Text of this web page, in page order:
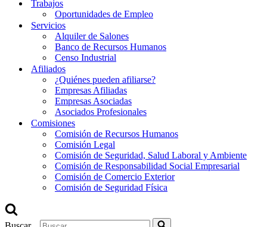
Trabajos
Oportunidades de Empleo
Servicios
Alquiler de Salones
Banco de Recursos Humanos
Censo Industrial
Afiliados
¿Quiénes pueden afiliarse?
Empresas Afiliadas
Empresas Asociadas
Asociados Profesionales
Comisiones
Comisión de Recursos Humanos
Comisión Legal
Comisión de Seguridad, Salud Laboral y Ambiente
Comisión de Responsabilidad Social Empresarial
Comisión de Comercio Exterior
Comisión de Seguridad Física